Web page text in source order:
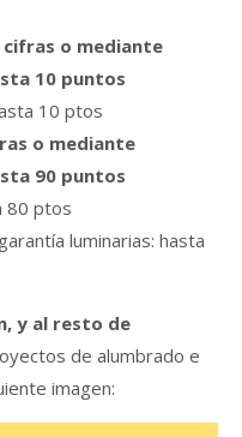
o mediante
10 puntos
10 ptos
o mediante
90 puntos
80 ptos
luminarias: hasta
y al resto de
de alumbrado e
imagen: